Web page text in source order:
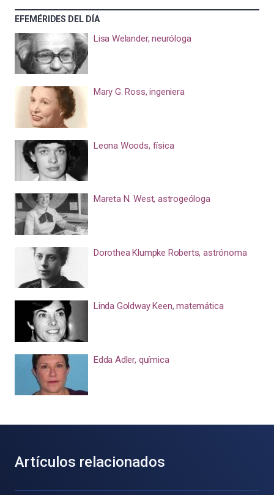
EFEMÉRIDES DEL DÍA
Lisa Welander, neuróloga
Mary G. Ross, ingeniera
Leona Woods, física
Mareta N. West, astrogeóloga
Dorothea Klumpke Roberts, astrónoma
Linda Goldway Keen, matemática
Edda Adler, química
Artículos relacionados